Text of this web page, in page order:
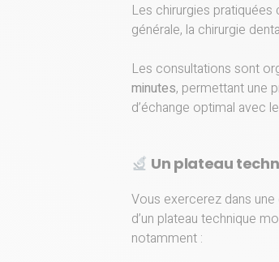
Les chirurgies
générale, la chirurgie
Les consultations sont
minutes, permettant une
d’échange optimal avec
Un plateau
Vous exercerez dans
d’un plateau technique
notamment :